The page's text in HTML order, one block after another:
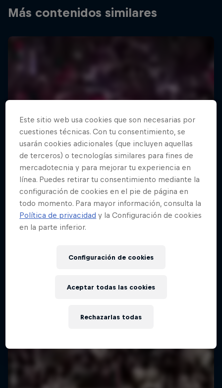
Más contenidos similares
Este sitio web usa cookies que son necesarias por
cuestiones técnicas. Con tu consentimiento, se
usarán cookies adicionales (que incluyen aquellas
de terceros) o tecnologías similares para fines de
mercadotecnia y para mejorar tu experiencia en
línea. Puedes retirar tu consentimiento mediante la
configuración de cookies en el pie de página en
todo momento. Para mayor información, consulta la
Política de privacidad y la Configuración de cookies
en la parte inferior.
Configuración de cookies
Rechazarlas todas
Aceptar todas las cookies